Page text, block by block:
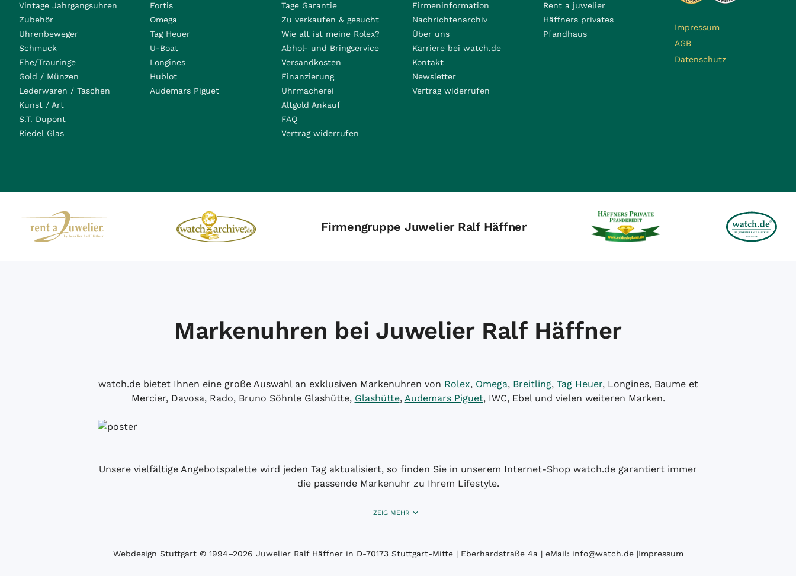
Vintage Jahrgangsuhren
Zubehör
Uhrenbeweger
Schmuck
Ehe/Trauringe
Gold / Münzen
Lederwaren / Taschen
Kunst / Art
S.T. Dupont
Riedel Glas
Fortis
Omega
Tag Heuer
U-Boat
Longines
Hublot
Audemars Piguet
Tage Garantie
Zu verkaufen & gesucht
Wie alt ist meine Rolex?
Abhol- und Bringservice
Versandkosten
Finanzierung
Uhrmacherei
Altgold Ankauf
FAQ
Vertrag widerrufen
Firmeninformation
Nachrichtenarchiv
Über uns
Karriere bei watch.de
Kontakt
Newsletter
Vertrag widerrufen
Rent a juwelier
Häffners privates
Pfandhaus
Impressum
AGB
Datenschutz
Firmengruppe Juwelier Ralf Häffner
Markenuhren bei Juwelier Ralf Häffner
watch.de bietet Ihnen eine große Auswahl an exklusiven Markenuhren von Rolex, Omega, Breitling, Tag Heuer, Longines, Baume et
Mercier, Davosa, Rado, Bruno Söhnle Glashütte, Glashütte, Audemars Piguet, IWC, Ebel und vielen weiteren Marken.
Unsere vielfältige Angebotspalette wird jeden Tag aktualisiert, so finden Sie in unserem Internet-Shop watch.de garantiert immer
die passende Markenuhr zu Ihrem Lifestyle.
ZEIG MEHR
Webdesign Stuttgart© 1994­–2026 Juwelier Ralf Häffner in D-70173 Stuttgart-Mitte | Eberhardstraße 4a | eMail: info@watch.de|Impressum